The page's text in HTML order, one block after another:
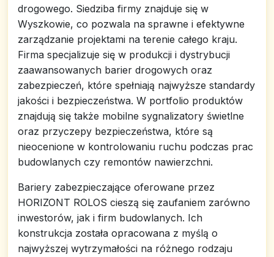
drogowego. Siedziba firmy znajduje się w
Wyszkowie, co pozwala na sprawne i efektywne
zarządzanie projektami na terenie całego kraju.
Firma specjalizuje się w produkcji i dystrybucji
zaawansowanych barier drogowych oraz
zabezpieczeń, które spełniają najwyższe standardy
jakości i bezpieczeństwa. W portfolio produktów
znajdują się także mobilne sygnalizatory świetlne
oraz przyczepy bezpieczeństwa, które są
nieocenione w kontrolowaniu ruchu podczas prac
budowlanych czy remontów nawierzchni.
Bariery zabezpieczające oferowane przez
HORIZONT ROLOS cieszą się zaufaniem zarówno
inwestorów, jak i firm budowlanych. Ich
konstrukcja została opracowana z myślą o
najwyższej wytrzymałości na różnego rodzaju